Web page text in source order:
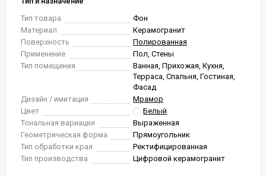
Тип товара
Фон
Материал
Керамогранит
Поверхность
Полированная
Применение
Пол, Стены
Тип помещения
Ванная, Прихожая, Кухня,
Терраса, Спальня, Гостиная,
Фасад
Дизайн / имитация
Мрамор
Цвет
Белый
Тональная вариация
Выраженная
Геометрическая форма
Прямоугольник
Тип обработки края
Ректифицированная
Тип производства
Цифровой керамогранит